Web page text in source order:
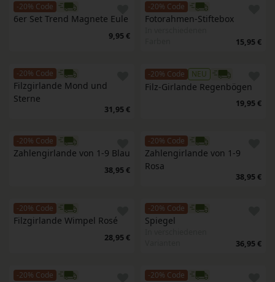
-20% Code
6er Set Trend Magnete Eule
9,95 €
-20% Code
Fotorahmen-Stiftebox
15,95 €
-20% Code
Filzgirlande Mond und
Sterne
31,95 €
-20% Code NEU
Filz-Girlande Regenbögen
19,95 €
-20% Code
Zahlengirlande von 1-9 Blau
38,95 €
-20% Code
Zahlengirlande von 1-9
Rosa
38,95 €
-20% Code
Filzgirlande Wimpel Rosé
28,95 €
-20% Code
Spiegel
36,95 €
-20% Code -20% Code